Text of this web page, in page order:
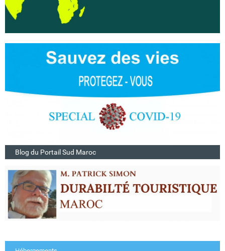
Blog du Portail Sud Maroc